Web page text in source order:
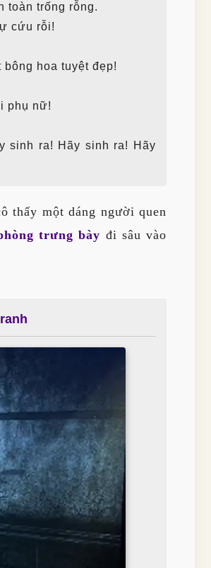
toàn trống rỗng.
cứu rỗi!
hoa tuyệt đẹp!
phụ nữ!
sinh ra! Hãy sinh ra! Hãy
thấy một dáng người quen
trưng bày đi sâu vào